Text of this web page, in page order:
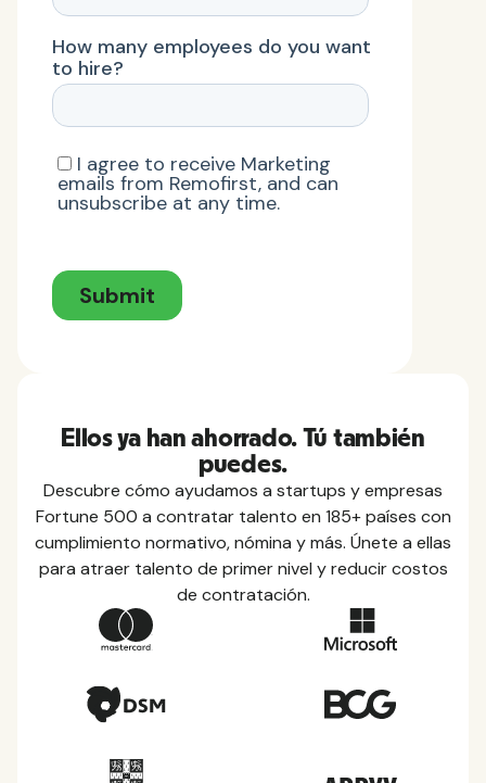
Ellos ya han ahorrado. Tú también
puedes.
Descubre cómo ayudamos a startups y empresas
Fortune 500 a contratar talento en 185+ países con
cumplimiento normativo, nómina y más. Únete a ellas
para atraer talento de primer nivel y reducir costos
de contratación.